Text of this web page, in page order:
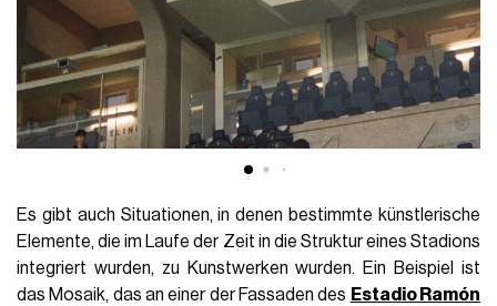
Es gibt auch Situationen, in denen bestimmte künstlerische
Elemente, die im Laufe der Zeit in die Struktur eines Stadions
integriert wurden, zu Kunstwerken wurden. Ein Beispiel ist
das Mosaik, das an einer der Fassaden des Estadio Ramón